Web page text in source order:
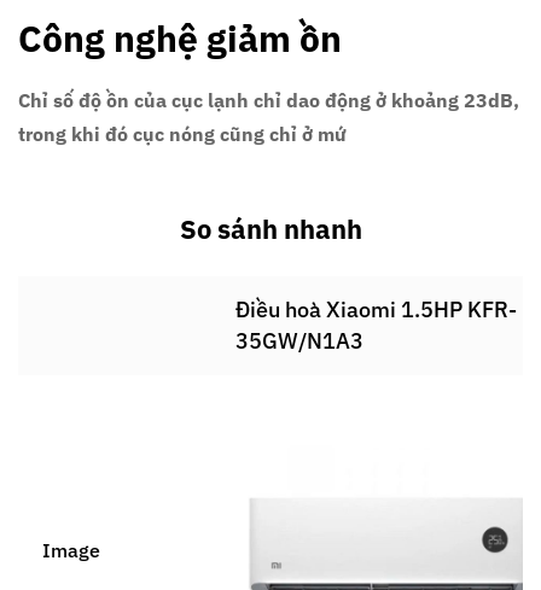
Công nghệ giảm ồn
Chỉ số độ ồn của cục lạnh chỉ dao động ở khoảng 23dB,
trong khi đó cục nóng cũng chỉ ở mứ
So sánh nhanh
Điều hoà Xiaomi 1.5HP KFR-
35GW/N1A3
Image